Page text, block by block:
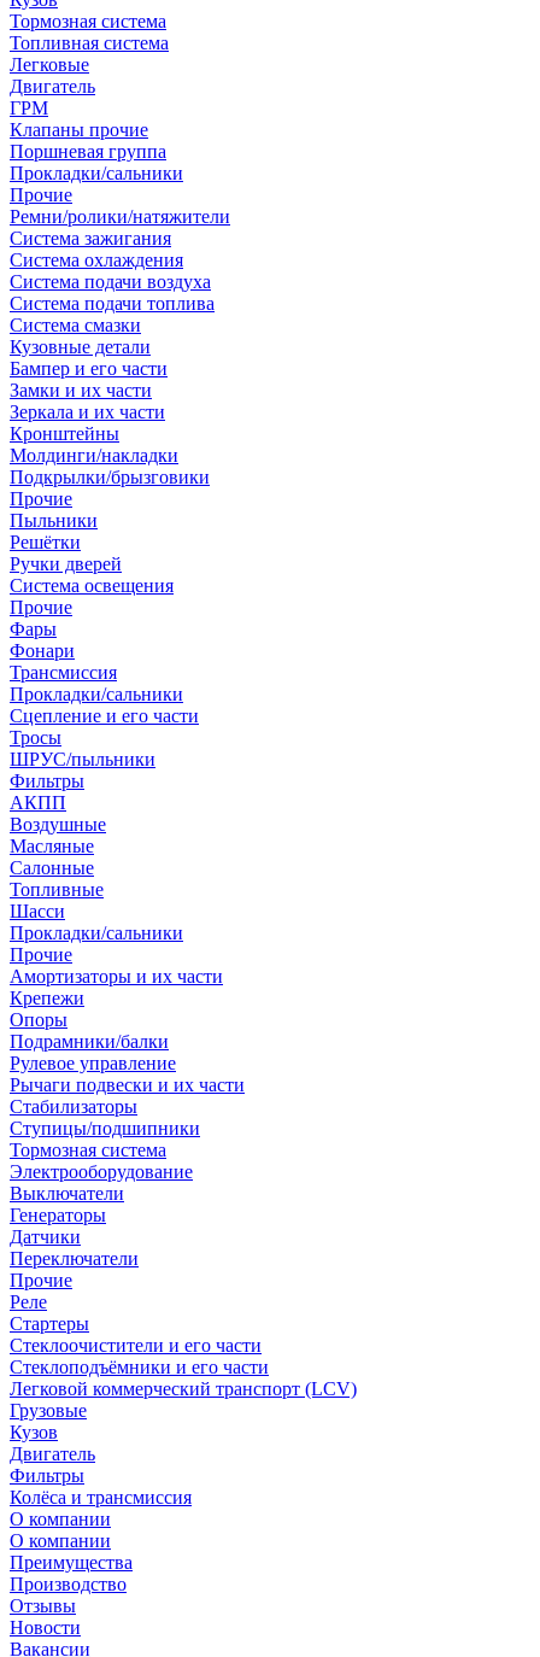
Тормозная система
Топливная система
Легковые
Двигатель
ГРМ
Клапаны прочие
Поршневая группа
Прокладки/сальники
Прочие
Ремни/ролики/натяжители
Система зажигания
Система охлаждения
Система подачи воздуха
Система подачи топлива
Система смазки
Кузовные детали
Бампер и его части
Замки и их части
Зеркала и их части
Кронштейны
Молдинги/накладки
Подкрылки/брызговики
Прочие
Пыльники
Решётки
Ручки дверей
Система освещения
Прочие
Фары
Фонари
Трансмиссия
Прокладки/сальники
Сцепление и его части
Тросы
ШРУС/пыльники
Фильтры
АКПП
Воздушные
Масляные
Салонные
Топливные
Шасси
Прокладки/сальники
Прочие
Амортизаторы и их части
Крепежи
Опоры
Подрамники/балки
Рулевое управление
Рычаги подвески и их части
Стабилизаторы
Ступицы/подшипники
Тормозная система
Электрооборудование
Выключатели
Генераторы
Датчики
Переключатели
Прочие
Реле
Стартеры
Стеклоочистители и его части
Стеклоподъёмники и его части
Легковой коммерческий транспорт (LCV)
Грузовые
Кузов
Двигатель
Фильтры
Колёса и трансмиссия
О компании
О компании
Преимущества
Производство
Отзывы
Новости
Вакансии